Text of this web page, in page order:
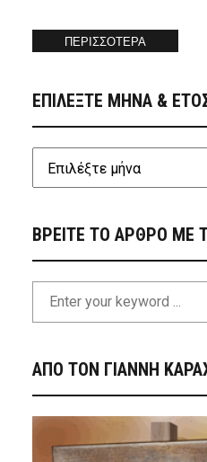
ΠΕΡΙΣΣΟΤΕΡΑ
ΕΠΙΛΕΞΤΕ ΜΗΝΑ &
ΒΡΕΙΤΕ ΤΟ ΑΡΘΡΟ ΜΕ
ΑΠΟ ΤΟΝ ΓΙΑΝΝΗ